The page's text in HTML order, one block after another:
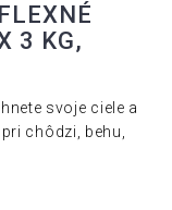
3 KG,
svoje ciele a
chôdzi, behu,